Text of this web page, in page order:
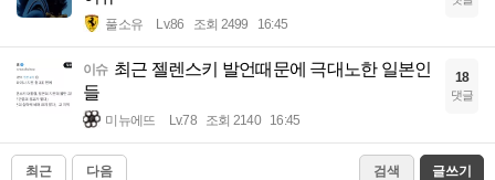
풀소유 Lv.86 조회 2499 16:45
이슈 최근 젤렌스키 발언때문에 극대노한 일본인
들
미뉴에뜨 Lv.78 조회 2140 16:45
18
댓글
최근 다음 검색 글쓰기